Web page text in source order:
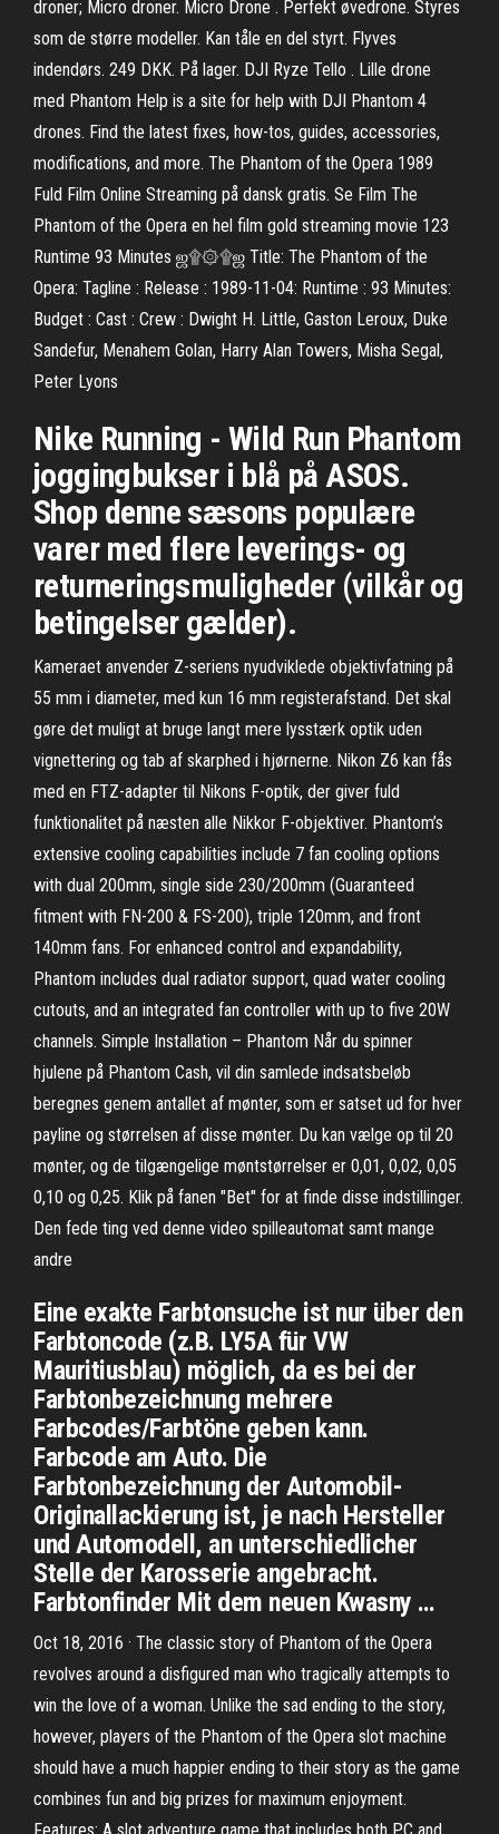
droner; Micro droner. Micro Drone . Perfekt øvedrone. Styres
som de større modeller. Kan tåle en del styrt. Flyves
indendørs. 249 DKK. På lager. DJI Ryze Tello . Lille drone
med Phantom Help is a site for help with DJI Phantom 4
drones. Find the latest fixes, how-tos, guides, accessories,
modifications, and more. The Phantom of the Opera 1989
Fuld Film Online Streaming på dansk gratis. Se Film The
Phantom of the Opera en hel film gold streaming movie 123
Runtime 93 Minutes ஜ۩۞۩ஜ Title: The Phantom of the
Opera: Tagline : Release : 1989-11-04: Runtime : 93 Minutes:
Budget : Cast : Crew : Dwight H. Little, Gaston Leroux, Duke
Sandefur, Menahem Golan, Harry Alan Towers, Misha Segal,
Peter Lyons
Nike Running - Wild Run Phantom
joggingbukser i blå på ASOS.
Shop denne sæsons populære
varer med flere leverings- og
returneringsmuligheder (vilkår og
betingelser gælder).
Kameraet anvender Z-seriens nyudviklede objektivfatning på
55 mm i diameter, med kun 16 mm registerafstand. Det skal
gøre det muligt at bruge langt mere lysstærk optik uden
vignettering og tab af skarphed i hjørnerne. Nikon Z6 kan fås
med en FTZ-adapter til Nikons F-optik, der giver fuld
funktionalitet på næsten alle Nikkor F-objektiver. Phantom’s
extensive cooling capabilities include 7 fan cooling options
with dual 200mm, single side 230/200mm (Guaranteed
fitment with FN-200 & FS-200), triple 120mm, and front
140mm fans. For enhanced control and expandability,
Phantom includes dual radiator support, quad water cooling
cutouts, and an integrated fan controller with up to five 20W
channels. Simple Installation – Phantom Når du spinner
hjulene på Phantom Cash, vil din samlede indsatsbeløb
beregnes genem antallet af mønter, som er satset ud for hver
payline og størrelsen af disse mønter. Du kan vælge op til 20
mønter, og de tilgængelige møntstørrelser er 0,01, 0,02, 0,05
0,10 og 0,25. Klik på fanen "Bet" for at finde disse indstillinger.
Den fede ting ved denne video spilleautomat samt mange
andre
Eine exakte Farbtonsuche ist nur über den
Farbtoncode (z.B. LY5A für VW
Mauritiusblau) möglich, da es bei der
Farbtonbezeichnung mehrere
Farbcodes/Farbtöne geben kann.
Farbcode am Auto. Die
Farbtonbezeichnung der Automobil-
Originallackierung ist, je nach Hersteller
und Automodell, an unterschiedlicher
Stelle der Karosserie angebracht.
Farbtonfinder Mit dem neuen Kwasny …
Oct 18, 2016 · The classic story of Phantom of the Opera
revolves around a disfigured man who tragically attempts to
win the love of a woman. Unlike the sad ending to the story,
however, players of the Phantom of the Opera slot machine
should have a much happier ending to their story as the game
combines fun and big prizes for maximum enjoyment.